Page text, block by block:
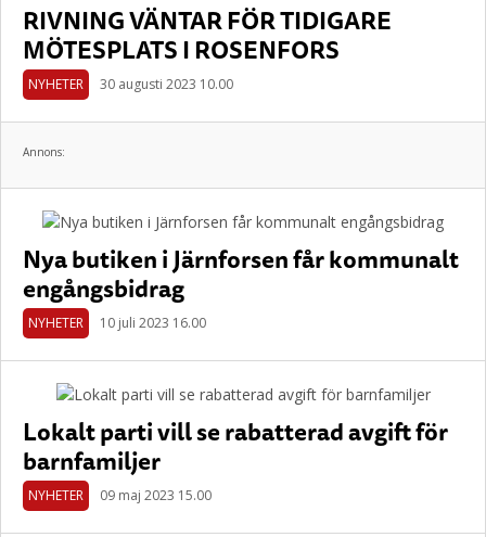
RIVNING VÄNTAR FÖR TIDIGARE
MÖTESPLATS I ROSENFORS
NYHETER 30 augusti 2023 10.00
Annons:
Nya butiken i Järnforsen får kommunalt
engångsbidrag
NYHETER 10 juli 2023 16.00
Lokalt parti vill se rabatterad avgift för
barnfamiljer
NYHETER 09 maj 2023 15.00